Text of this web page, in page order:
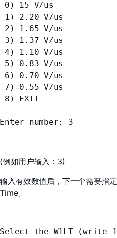
0) 15 V/us
1) 2.20 V/us
2) 1.65 V/us
3) 1.37 V/us
4) 1.10 V/us
5) 0.83 V/us
6) 0.70 V/us
7) 0.55 V/us
8) EXIT
(例如用户输入：3)
输入有效数值后，下一个需要指
Time。
Select the W1LT (write-